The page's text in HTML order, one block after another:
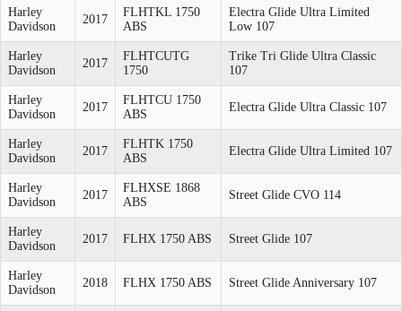
Harley
Davidson
2017
FLHTKL 1750
ABS
Electra Glide Ultra Limited
Low 107
Harley
Davidson
2017
FLHTCUTG
1750
Trike Tri Glide Ultra Classic
107
Harley
Davidson
2017
FLHTCU 1750
ABS
Electra Glide Ultra Classic 107
Harley
Davidson
2017
FLHTK 1750
ABS
Electra Glide Ultra Limited 107
Harley
Davidson
2017
FLHXSE 1868
ABS
Street Glide CVO 114
Harley
Davidson
2017 FLHX 1750 ABS Street Glide 107
Harley
Davidson
2018 FLHX 1750 ABS Street Glide Anniversary 107